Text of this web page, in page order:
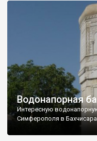
Водонапорная
Интересную
Симферополя в